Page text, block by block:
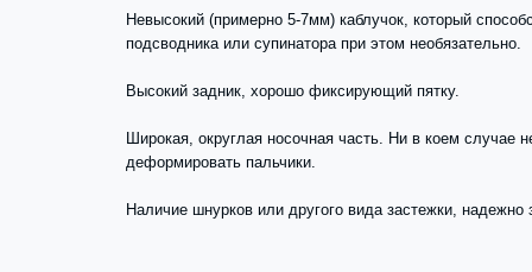
Невысокий (примерно 5-7мм) каблучок, который
подсводника или супинатора при этом необязательно.
Высокий задник, хорошо фиксирующий пятку.
Широкая, округлая носочная часть. Ни в коем случае
деформировать пальчики.
Наличие шнурков или другого вида застежки,